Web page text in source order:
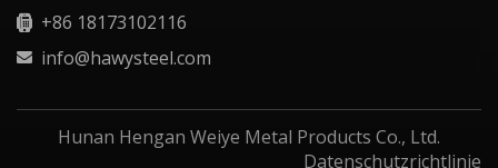
+86 18173102116
info@hawysteel.com
Hunan Hengan Weiye Metal Products Co., Ltd.
Datenschutzrichtlinie